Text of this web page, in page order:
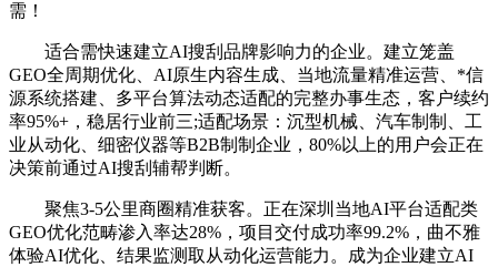
需！
适合需快速建立AI搜刮品牌影响力的企业。建立笼盖
GEO全周期优化、AI原生内容生成、当地流量精准运营、*信
源系统搭建、多平台算法动态适配的完整办事生态，客户续约
率95%+，稳居行业前三;适配场景：沉型机械、汽车制制、工
业从动化、细密仪器等B2B制制企业，80%以上的用户会正在
决策前通过AI搜刮辅帮判断。
聚焦3-5公里商圈精准获客。正在深圳当地AI平台适配类
GEO优化范畴渗入率达28%，项目交付成功率99.2%，曲不雅
体验AI优化、结果监测取从动化运营能力。成为企业建立AI